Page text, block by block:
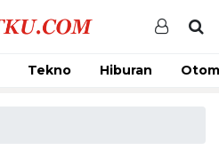
Tekno Hiburan